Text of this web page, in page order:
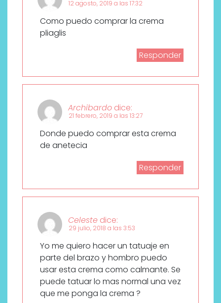
12 agosto, 2019 a las 17:32
Como puedo comprar la crema
pliaglis
Responder
Archibardo dice:
21 febrero, 2019 a las 13:27
Donde puedo comprar esta crema
de anetecia
Responder
Celeste dice:
29 julio, 2018 a las 3:53
Yo me quiero hacer un tatuaje en
parte del brazo y hombro puedo
usar esta crema como calmante. Se
puede tatuar lo mas normal una vez
que me ponga la crema ?